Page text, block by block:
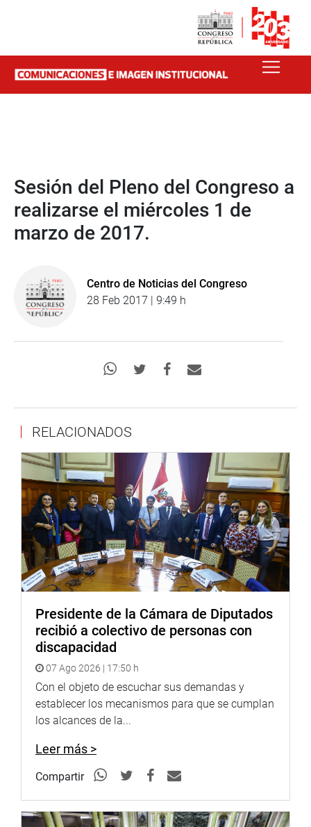
Sesión del Pleno del Congreso a
realizarse el miércoles 1 de
marzo de 2017.
Centro de Noticias del Congreso
28 Feb 2017 | 9:49 h
RELACIONADOS
Presidente de la Cámara de Diputados
recibió a colectivo de personas con
discapacidad
07 Ago 2026 | 17:50 h
Con el objeto de escuchar sus demandas y
establecer los mecanismos para que se cumplan
los alcances de la...
Leer más >
Compartir